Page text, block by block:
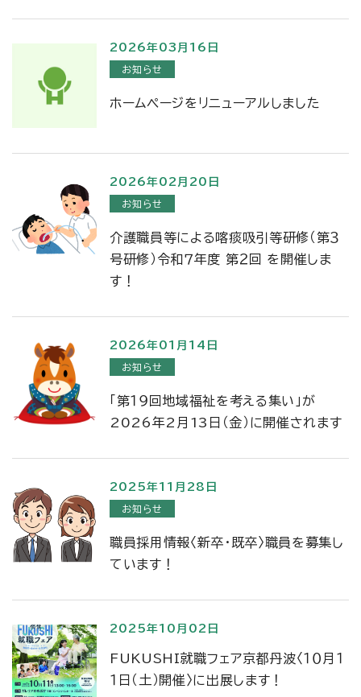
2026年03月16日
お知らせ
ホームページをリニューアルしました
2026年02月20日
お知らせ
介護職員等による喀痰吸引等研修（第３
号研修）令和７年度 第２回 を開催しま
す！
2026年01月14日
お知らせ
「第１９回地域福祉を考える集い」が
2026年2月13日（金）に開催されます
2025年11月28日
お知らせ
職員採用情報〈新卒・既卒〉職員を募集し
ています！
2025年10月02日
FUKUSHI就職フェア京都丹波〈１０月１
１日（土）開催〉に出展します！